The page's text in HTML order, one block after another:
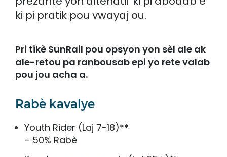
ki pi pratik pou vwayaj ou.
Pri tikè SunRail pou opsyon yon sèl ale ak
ale-retou pa ranbousab epi yo rete valab
pou jou acha a.
Rabè kavalye
Youth Rider (Laj 7-18)**
– 50% Rabè